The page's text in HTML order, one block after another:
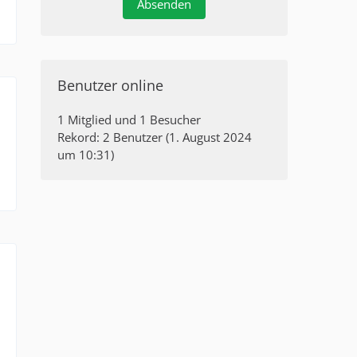
Benutzer online
1 Mitglied und 1 Besucher
Rekord: 2 Benutzer (1. August 2024
um 10:31)